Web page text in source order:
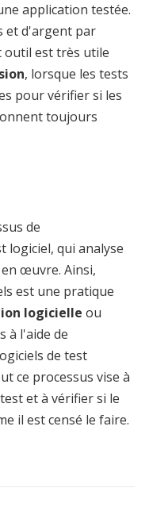
application testée.
et d'argent par
outil est très utile
, lorsque les tests
pour vérifier si les
toujours
de
logiciel, qui analyse
œuvre. Ainsi,
est une pratique
logicielle ou
à l'aide de
de test
ce processus vise à
et à vérifier si le
il est censé le faire.